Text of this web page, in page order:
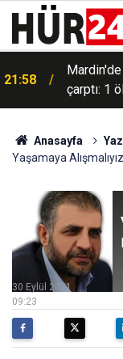
21:45
HÜDA
Anasayfa
Yaşamaya
09:23
30 Eylül 2021